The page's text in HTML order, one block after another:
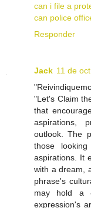
can i file a
can police
Responder
Jack 11 de
"Let's Claim
that
aspirations,
outlook. The
those
aspirations. It
with a dream,
phrase's
may hold a
expression's